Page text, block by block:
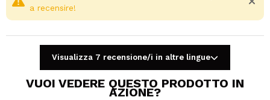
a recensire!
Visualizza 7 recensione/i in altre lingue
VUOI VEDERE QUESTO PRODOTTO IN
AZIONE?